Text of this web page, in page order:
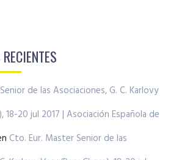
de las Asociaciones, G. C. Karlovy
18-20 jul 2017 | Asociación Española de
Cto. Eur. Master Senior de las